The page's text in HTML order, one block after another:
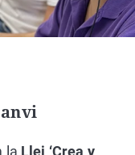
la Llei ‘Crea y